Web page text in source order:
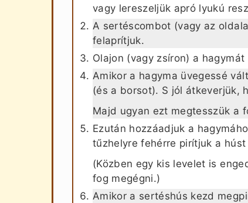
vagy lereszeljük apró lyukú
A sertéscombot (vagy az
felaprítjuk.
Olajon (vagy zsíron) a hagymát
Amikor a hagyma üvegessé
(és a borsot). S jól átkeverjük,
Majd ugyan ezt megtesszük a
Ezután hozzáadjuk a
tűzhelyre fehérre pirítjuk a húst
(Közben egy kis levelet is
fog megégni.)
Amikor a sertéshús kezd